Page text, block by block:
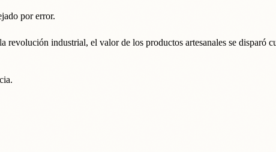
por error.
revolución industrial, el valor de los productos artesanales se